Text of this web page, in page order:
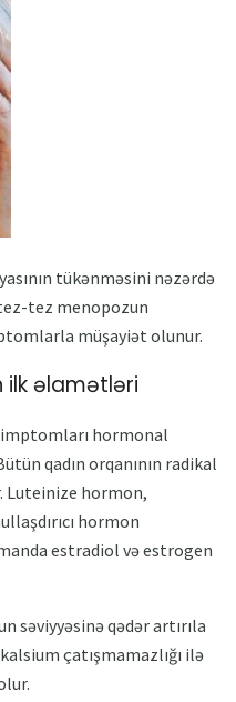
tükənməsini nəzərdə
tez menopozun
müşayiət olunur.
ilk əlamətləri
hormonal
qadın orqanının radikal
Luteinize hormon,
hormon
estradiol və estrogen
səviyyəsinə qədər artırıla
çatışmamazlığı ilə